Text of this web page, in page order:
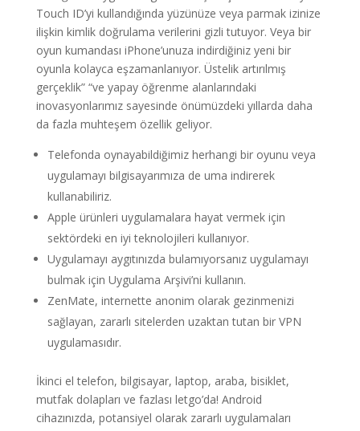
Touch ID’yi kullandığında yüzünüze veya parmak izinize
ilişkin kimlik doğrulama verilerini gizli tutuyor. Veya bir
oyun kumandası iPhone’unuza indirdiğiniz yeni bir
oyunla kolayca eşzamanlanıyor. Üstelik artırılmış
gerçeklik” “ve yapay öğrenme alanlarındaki
inovasyonlarımız sayesinde önümüzdeki yıllarda daha
da fazla muhteşem özellik geliyor.
Telefonda oynayabildiğimiz herhangi bir oyunu veya
uygulamayı bilgisayarımıza de uma indirerek
kullanabiliriz.
Apple ürünleri uygulamalara hayat vermek için
sektördeki en iyi teknolojileri kullanıyor.
Uygulamayı aygıtınızda bulamıyorsanız uygulamayı
bulmak için Uygulama Arşivi’ni kullanın.
ZenMate, internette anonim olarak gezinmenizi
sağlayan, zararlı sitelerden uzaktan tutan bir VPN
uygulamasıdır.
İkinci el telefon, bilgisayar, laptop, araba, bisiklet,
mutfak dolapları ve fazlası letgo’da! Android
cihazınızda, potansiyel olarak zararlı uygulamaları